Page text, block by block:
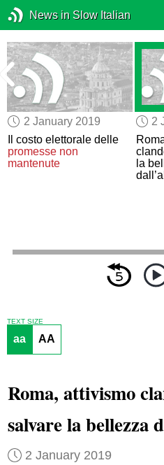
News in Slow Italian
2 January 2019
Il costo elettorale delle
promesse non
mantenute
2
la
TEXT SIZE
aa AA
Roma, attivismo
salvare la bellezza
2 January 2019